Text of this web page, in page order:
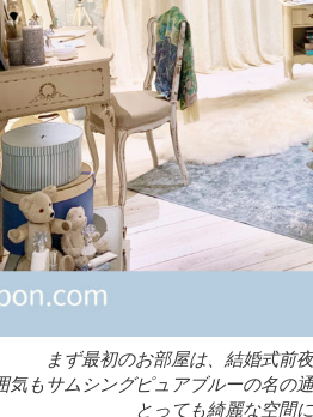
まず最初のお部屋は、結婚式前
気もサムシングピュアブルーの名の
とっても綺麗な空間